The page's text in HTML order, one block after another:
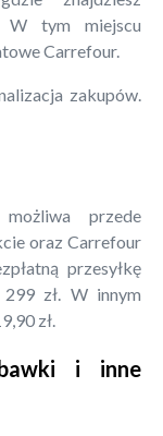
W tym miejscu
Carrefour.
zakupów.
przede
oraz Carrefour
przesyłkę
zł. W innym
zł.
i inne